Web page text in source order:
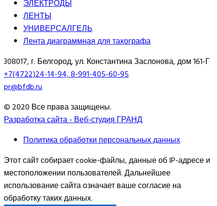
ЭЛЕКТРОДЫ
ЛЕНТЫ
УНИВЕРСАЛГЕЛЬ
Лента диаграммная для тахографа
308017, г. Белгород, ул. Константина Заслонова, дом 161-Г
+7(4722)24-14-94, 8-991-405-60-95
pr@bfdb.ru
© 2020 Все права защищены.
Разработка сайта - Веб-студия ГРАНД
Политика обработки персональных данных
Этот сайт собирает cookie-файлы, данные об IP-адресе и
местоположении пользователей. Дальнейшее
использование сайта означает ваше согласие на
обработку таких данных.